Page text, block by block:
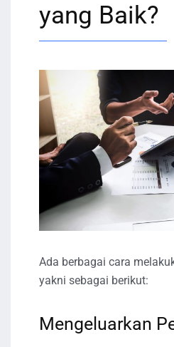
yang Baik?
Ada berbagai cara
yakni sebagai berikut:
Mengeluarkan